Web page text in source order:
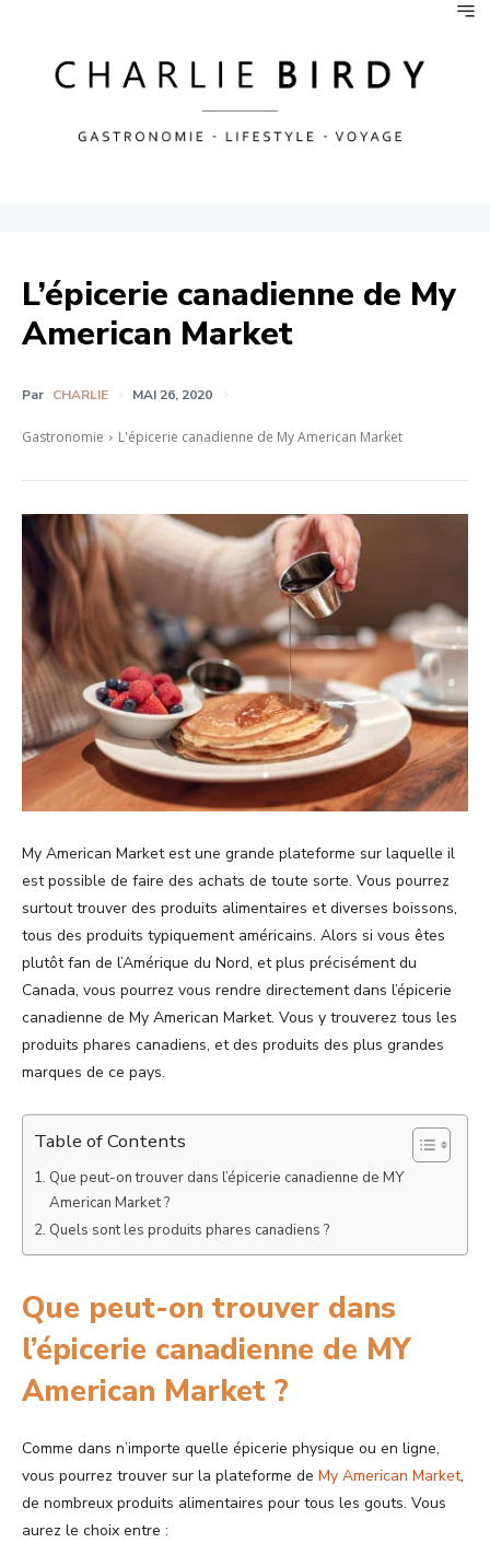
L’épicerie canadienne de My
American Market
Par CHARLIE MAI 26, 2020
Gastronomie L'épicerie canadienne de My American Market
My American Market est une grande plateforme sur laquelle il
est possible de faire des achats de toute sorte. Vous pourrez
surtout trouver des produits alimentaires et diverses boissons,
tous des produits typiquement américains. Alors si vous êtes
plutôt fan de l’Amérique du Nord, et plus précisément du
Canada, vous pourrez vous rendre directement dans l’épicerie
canadienne de My American Market. Vous y trouverez tous les
produits phares canadiens, et des produits des plus grandes
marques de ce pays.
Table of Contents
Que peut-on trouver dans l’épicerie canadienne de MY
American Market ?
Quels sont les produits phares canadiens ?
Que peut-on trouver dans
l’épicerie canadienne de MY
American Market ?
Comme dans n’importe quelle épicerie physique ou en ligne,
vous pourrez trouver sur la plateforme de My American Market,
de nombreux produits alimentaires pour tous les gouts. Vous
aurez le choix entre :